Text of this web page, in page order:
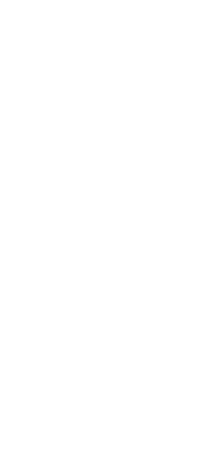
aber auch
Welche das
Sie hier.